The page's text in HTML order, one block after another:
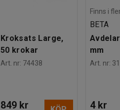
Kroksats Large,
50 krokar
Art. nr: 74438
849 kr
Finns i
BETA
mm
Art. nr:
4 kr